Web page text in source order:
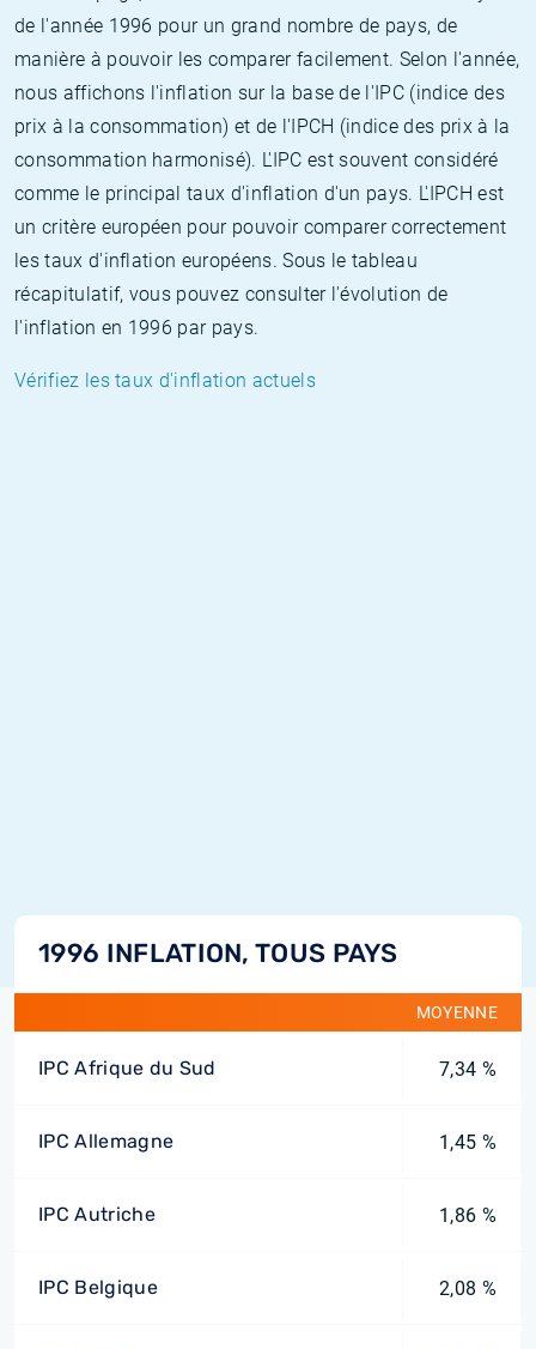
de l'année 1996 pour un grand nombre de pays, de
manière à pouvoir les comparer facilement. Selon l'année,
nous affichons l'inflation sur la base de l'IPC (indice des
prix à la consommation) et de l'IPCH (indice des prix à la
consommation harmonisé). L'IPC est souvent considéré
comme le principal taux d'inflation d'un pays. L'IPCH est
un critère européen pour pouvoir comparer correctement
les taux d'inflation européens. Sous le tableau
récapitulatif, vous pouvez consulter l'évolution de
l'inflation en 1996 par pays.
Vérifiez les taux d'inflation actuels
1996 INFLATION, TOUS PAYS
MOYENNE
IPC Afrique du Sud 7,34 %
IPC Allemagne 1,45 %
IPC Autriche 1,86 %
IPC Belgique 2,08 %